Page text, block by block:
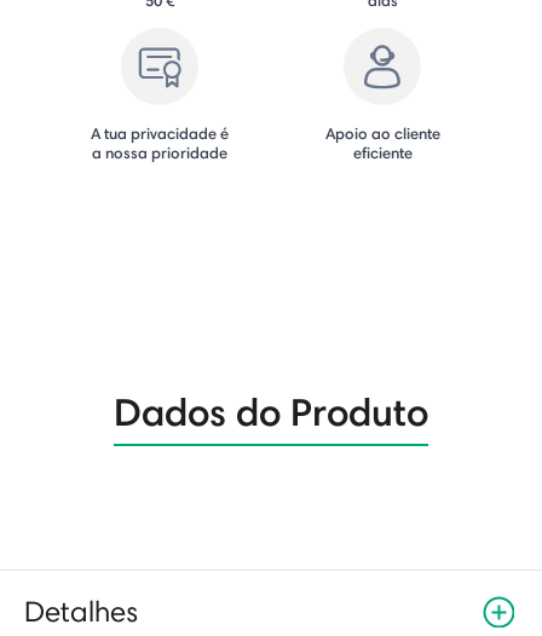
A tua privacidade é
a nossa prioridade
Apoio ao cliente
eficiente
Dados do Produto
Detalhes